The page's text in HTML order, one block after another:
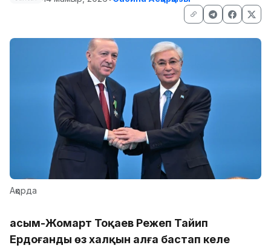
Ақорда
Қасым-Жомарт Тоқаев Режеп Тайип
Ердоғанды өз халқын алға бастап келе